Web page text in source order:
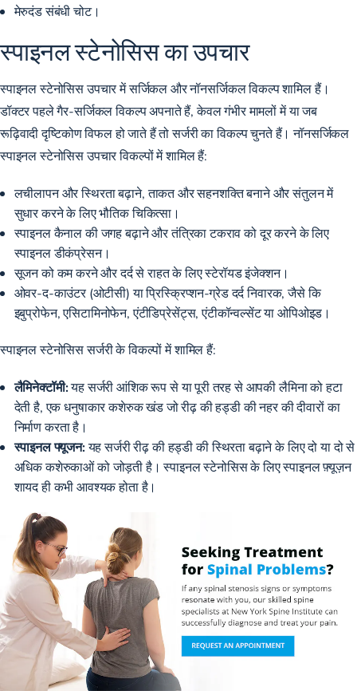
मेरुदंड संबंधी चोट।
स्पाइनल स्टेनोसिस का उपचार
स्पाइनल स्टेनोसिस उपचार में सर्जिकल और नॉनसर्जिकल विकल्प शामिल हैं।
डॉक्टर पहले गैर-सर्जिकल विकल्प अपनाते हैं, केवल गंभीर मामलों में या जब
रूढ़िवादी दृष्टिकोण विफल हो जाते हैं तो सर्जरी का विकल्प चुनते हैं। नॉनसर्जिकल
स्पाइनल स्टेनोसिस उपचार विकल्पों में शामिल हैं:
लचीलापन और स्थिरता बढ़ाने, ताकत और सहनशक्ति बनाने और संतुलन में
सुधार करने के लिए भौतिक चिकित्सा।
स्पाइनल कैनाल की जगह बढ़ाने और तंत्रिका टकराव को दूर करने के लिए
स्पाइनल डीकंप्रेसन।
सूजन को कम करने और दर्द से राहत के लिए स्टेरॉयड इंजेक्शन।
ओवर-द-काउंटर (ओटीसी) या प्रिस्क्रिप्शन-ग्रेड दर्द निवारक, जैसे कि
इबुप्रोफेन, एसिटामिनोफेन, एंटीडिप्रेसेंट्स, एंटीकॉन्वल्सेंट या ओपिओइड।
स्पाइनल स्टेनोसिस सर्जरी के विकल्पों में शामिल हैं:
लैमिनेक्टॉमी:यह सर्जरी आंशिक रूप से या पूरी तरह से आपकी लैमिना को हटा
देती है, एक धनुषाकार कशेरुक खंड जो रीढ़ की हड्डी की नहर की दीवारों का
निर्माण करता है।
स्पाइनल फ्यूजन:यह सर्जरी रीढ़ की हड्डी की स्थिरता बढ़ाने के लिए दो या दो से
अधिक कशेरुकाओं को जोड़ती है। स्पाइनल स्टेनोसिस के लिए स्पाइनल फ़्यूज़न
शायद ही कभी आवश्यक होता है।